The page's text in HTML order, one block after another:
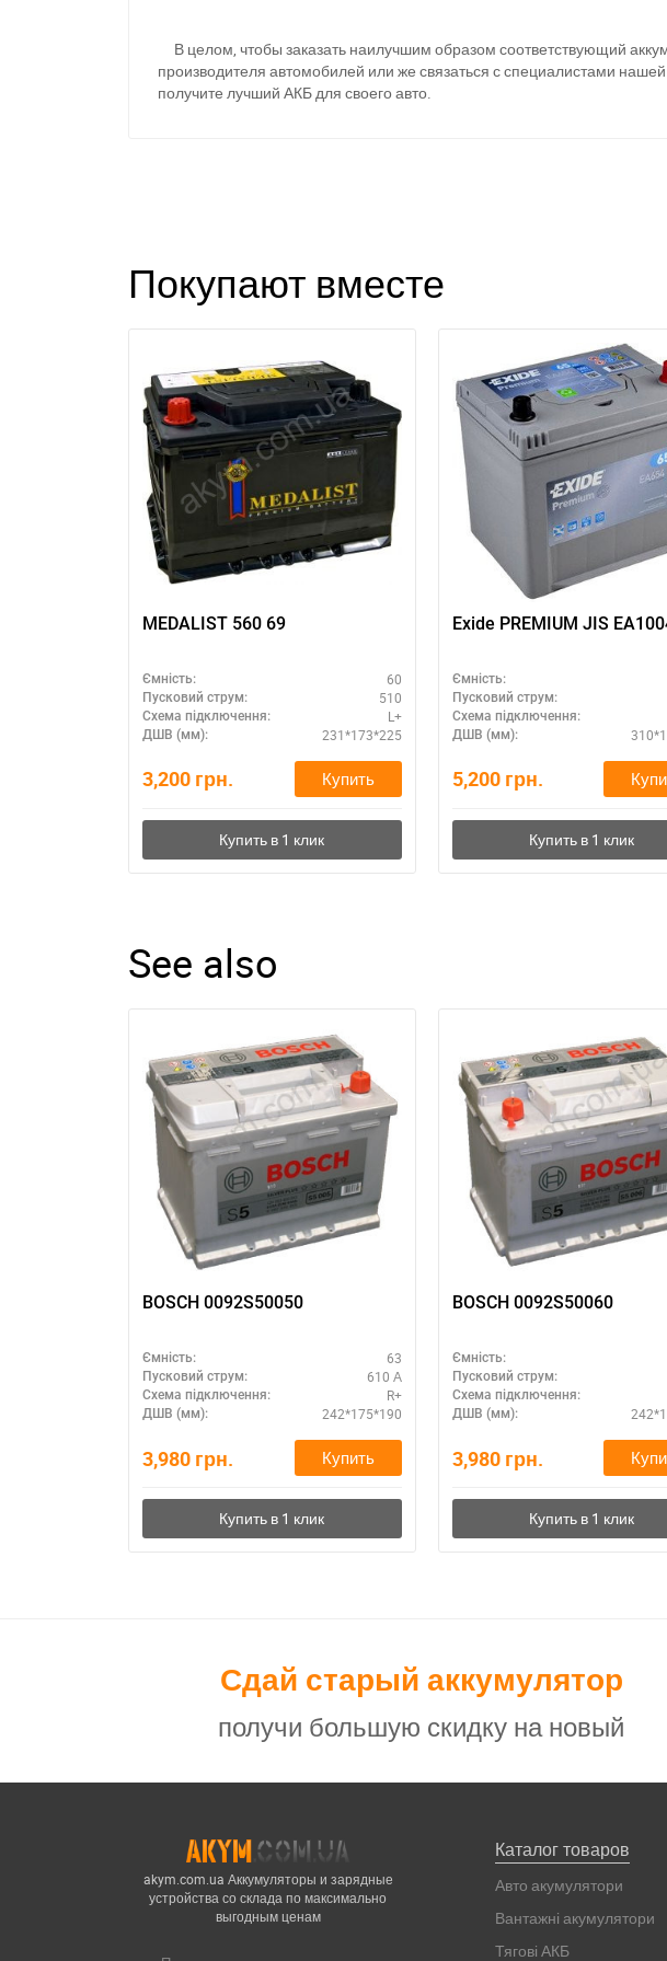
В целом, чтобы заказать наилучшим образом соответствующий
производителя автомобилей или же связаться с специалистами
получите лучший АКБ для своего авто.
Покупают вместе
MEDALIST 560 69
Ємність: 60
Пусковий струм: 510
Схема підключення: L+
ДШВ (мм): 231*173*225
3,200 грн. Купить
Exide PREMIUM JIS
Ємність:
Пусковий струм:
Схема підключення:
ДШВ (мм):
5,200 грн.
See also
BOSCH 0092S50050
Ємність: 63
Пусковий струм: 610 А
Схема підключення: R+
ДШВ (мм): 242*175*190
3,980 грн. Купить
BOSCH 0092S50060
Ємність:
Пусковий струм:
Схема підключення:
ДШВ (мм):
3,980 грн.
Сдай старый аккумулятор
получи большую скидку на новый
akym.com.ua Аккумуляторы и зарядные
устройства со склада по максимально
выгодным ценам
Каталог товаров
Авто акумулятори
Вантажні акумулятори
Тягові АКБ
Написати в